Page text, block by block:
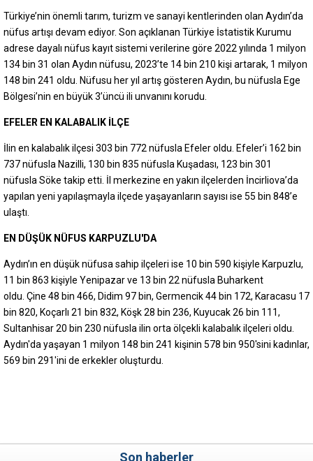
Türkiye’nin önemli tarım, turizm ve sanayi kentlerinden olan Aydın’da
nüfus artışı devam ediyor. Son açıklanan Türkiye İstatistik Kurumu
adrese dayalı nüfus kayıt sistemi verilerine göre 2022 yılında 1 milyon
134 bin 31 olan Aydın nüfusu, 2023’te 14 bin 210 kişi artarak, 1 milyon
148 bin 241 oldu. Nüfusu her yıl artış gösteren Aydın, bu nüfusla Ege
Bölgesi’nin en büyük 3’üncü ili unvanını korudu.
EFELER EN KALABALIK İLÇE
İlin en kalabalık ilçesi 303 bin 772 nüfusla Efeler oldu. Efeler’i 162 bin
737 nüfusla Nazilli, 130 bin 835 nüfusla Kuşadası, 123 bin 301
nüfusla Söke takip etti. İl merkezine en yakın ilçelerden İncirliova’da
yapılan yeni yapılaşmayla ilçede yaşayanların sayısı ise 55 bin 848’e
ulaştı.
EN DÜŞÜK NÜFUS KARPUZLU'DA
Aydın’ın en düşük nüfusa sahip ilçeleri ise 10 bin 590 kişiyle Karpuzlu,
11 bin 863 kişiyle Yenipazar ve 13 bin 22 nüfusla Buharkent
oldu. Çine 48 bin 466, Didim 97 bin, Germencik 44 bin 172, Karacasu 17
bin 820, Koçarlı 21 bin 832, Köşk 28 bin 236, Kuyucak 26 bin 111,
Sultanhisar 20 bin 230 nüfusla ilin orta ölçekli kalabalık ilçeleri oldu.
Aydın'da yaşayan 1 milyon 148 bin 241 kişinin 578 bin 950'sini kadınlar,
569 bin 291'ini de erkekler oluşturdu.
Son haberler